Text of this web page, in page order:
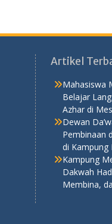
Artikel
Mahasiswa
Belajar
Azhar di
Dewan
Pembinaan
di Kampung
Kampung
Dakwah
Membina,